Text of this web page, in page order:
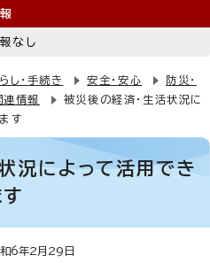
なし
し・手続き 安全・安心
防災・
情報
被災後の経済・生活状況に
す
況によって活用でき
6年2月29日